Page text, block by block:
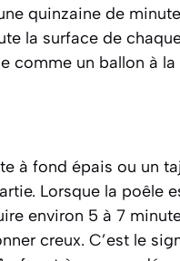
quinzaine de
la surface de
comme un ballon à
à fond épais ou un
Lorsque la poêle
environ 5 à 7
creux. C’est le